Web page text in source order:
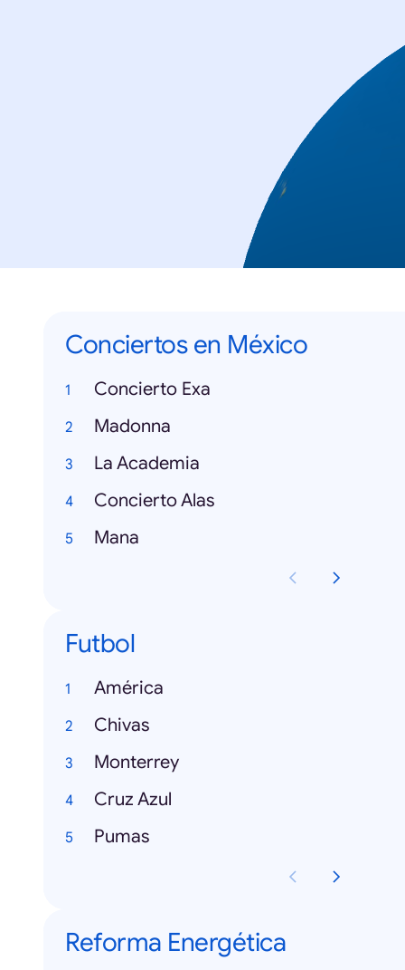
Conciertos en México
Concierto Exa
Madonna
La Academia
Concierto Alas
Mana
Futbol
América
Chivas
Monterrey
Cruz Azul
Pumas
Reforma Energética